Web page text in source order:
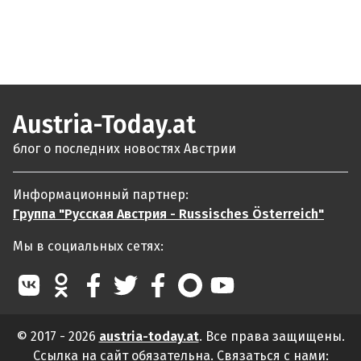
Austria-Today.at
блог о последних новостях Австрии
Информационный партнер:
Группа "Русская Австрия - Russisches Österreich"
Мы в социальных сетях:
© 2017 - 2026 austria-today.at. Все права защищены.
Ссылка на сайт обязательна. Связаться с нами: